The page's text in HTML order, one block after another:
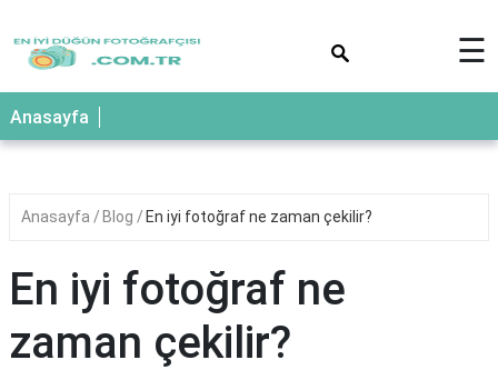
☰
Anasayfa
Anasayfa Blog En iyi fotoğraf ne zaman çekilir?
En iyi fotoğraf ne
zaman çekilir?